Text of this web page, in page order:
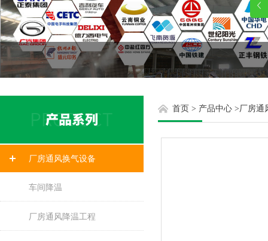
厂房通风换气设备
车间降温
厂房通风降温工程
首页 > 产品中心 >厂房通